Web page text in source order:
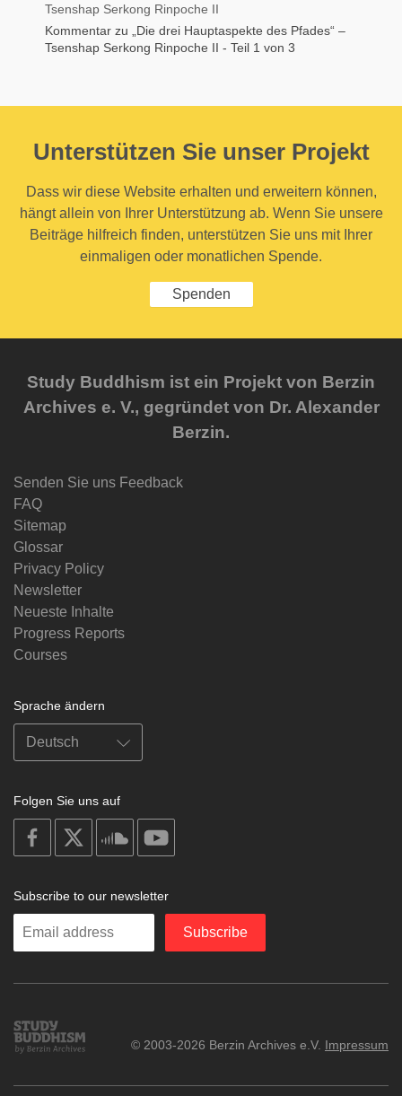
Tsenshap Serkong Rinpoche II
Kommentar zu „Die drei Hauptaspekte des Pfades“ –
Tsenshap Serkong Rinpoche II - Teil 1 von 3
Unterstützen Sie unser Projekt
Dass wir diese Website erhalten und erweitern können,
hängt allein von Ihrer Unterstützung ab. Wenn Sie unsere
Beiträge hilfreich finden, unterstützen Sie uns mit Ihrer
einmaligen oder monatlichen Spende.
Spenden
Study Buddhism ist ein Projekt von Berzin
Archives e. V., gegründet von Dr. Alexander
Berzin.
Senden Sie uns Feedback
FAQ
Sitemap
Glossar
Privacy Policy
Newsletter
Neueste Inhalte
Progress Reports
Courses
Sprache ändern
Folgen Sie uns auf
on
facebook
soundcloud
Subscribe to our newsletter
Enter
Subscribe
Study
Buddhism
© 2003-2026 Berzin Archives e.V. Impressum